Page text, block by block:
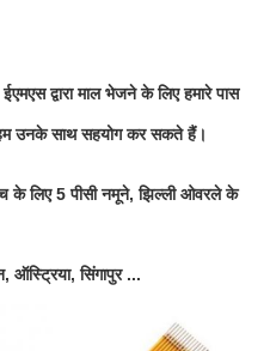
द्वारा माल भेजने के लिए हमारे पास
उनके साथ सहयोग कर सकते हैं।
के लिए 5 पीसी नमूने, झिल्ली ओवरले के
ऑस्ट्रिया, सिंगापुर ...